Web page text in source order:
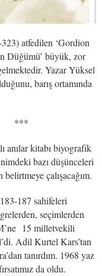
atfedilen ‘Gordion
Düğümü’ büyük, zor
Yazar Yüksel
barış ortamında
anılar kitabı biyografik
bazı düşünceleri
belirtmeye çalışacağım.
187 sahifeleri
seçimlerden
15 milletvekili
Adil Kurtel Kars’tan
tanırdım. 1968 yaz
da oldu.